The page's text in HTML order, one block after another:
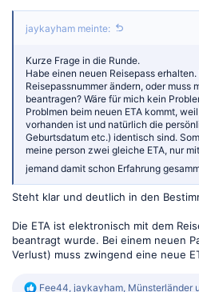
jaykayham meinte:
Kurze Frage in die Runde.
Habe einen neuen Reisepass
Reisepassnummer ändern, oder muss
beantragen? Wäre für mich kein
Problmen beim neuen ETA kommt,
vorhanden ist und natürlich die
Geburtsdatum etc.) identisch sind.
meine person zwei gleiche ETA, nur
jemand damit schon Erfahrung
Steht klar und deutlich in den
Die ETA ist elektronisch mit dem
beantragt wurde. Bei einem neuen
Verlust) muss zwingend eine neue
R
Fee44, jaykayham, Münsterländer